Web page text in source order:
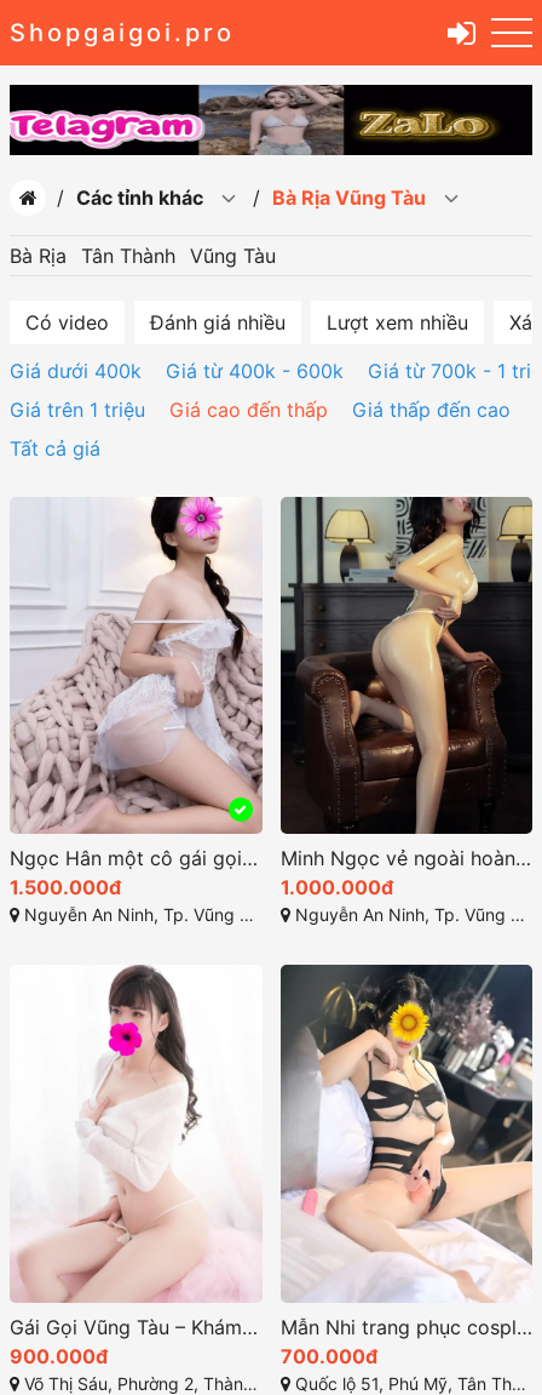
Shopgaigoi.pro
Các tỉnh khác Bà Rịa Vũng Tàu
Bà Rịa Tân Thành Vũng Tàu
Có video Đánh giá nhiều Lượt xem nhiều
Giá dưới 400k
Giá từ 400k - 600k
Giá từ 700k - 1
Giá trên 1 triệu
Giá cao đến thấp
Giá thấp đến cao
Tất cả giá
Ngọc Hân một cô gái gọi vũng tàu xinh bông hoa rạng rỡ
1.500.000đ
Nguyễn An Ninh, Tp. Vũng Tàu, Bà Rịa - Vũng Tàu
Minh Ngọc vẻ ngoài hoàn hảo với đường cong nổi bật
1.000.000đ
Nguyễn An Ninh, Tp. Vũng Tàu, Bà Rịa - Vũng Tàu
Gái Gọi Vũng Tàu – Khám Phá Thế Giới Giải Trí Đặc Biệt năm 2025
900.000đ
Võ Thị Sáu, Phường 2, Thành phố Vũng Tầu, Bà Rịa - Vũng Tàu
Mẫn Nhi trang phục cosplay đầy sáng tạo sexy
700.000đ
Quốc lộ 51, Phú Mỹ, Tân Thành, Bà Rịa - Vũng Tàu